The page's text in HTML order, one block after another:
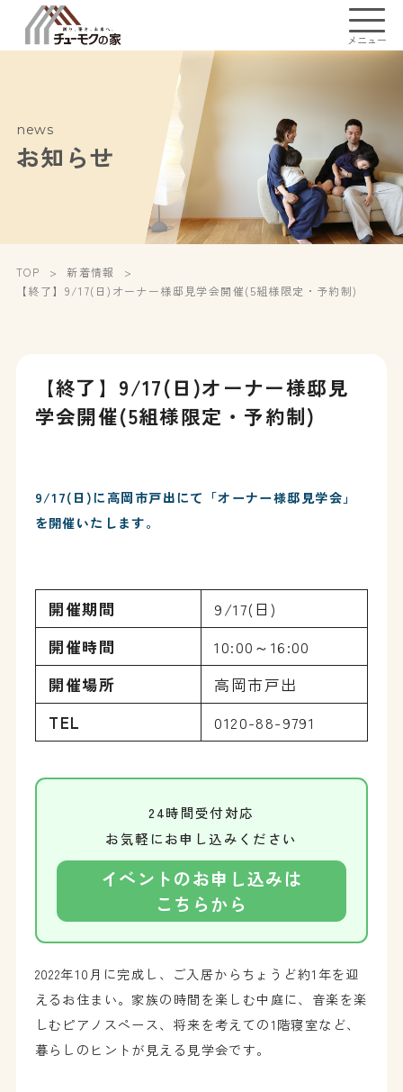
メニュー
news
お知らせ
TOP
新着情報
【終了】9/17(日)オーナー様邸見学会開催(5組様限定・予約制)
【終了】9/17(日)オーナー様邸見
学会開催(5組様限定・予約制)
9/17(日)に高岡市戸出にて「オーナー様邸見学会」
を開催いたします。
開催期間
9/17(日)
開催時間
10:00～16:00
開催場所
高岡市戸出
TEL
0120-88-9791
24時間受付対応
お気軽にお申し込みください
イベントのお申し込みは
こちらから
2022年10月に完成し、ご入居からちょうど約1年を迎
えるお住まい。家族の時間を楽しむ中庭に、音楽を楽
しむピアノスペース、将来を考えての1階寝室など、
暮らしのヒントが見える見学会です。